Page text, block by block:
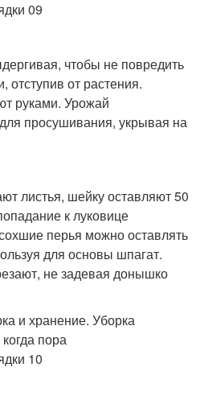
чтобы не повредить
от растения.
руками. Урожай
просушивания, укрывая на
листья, шейку оставляют 50
к луковице
перья можно оставлять
для основы шпагат.
не задевая донышко